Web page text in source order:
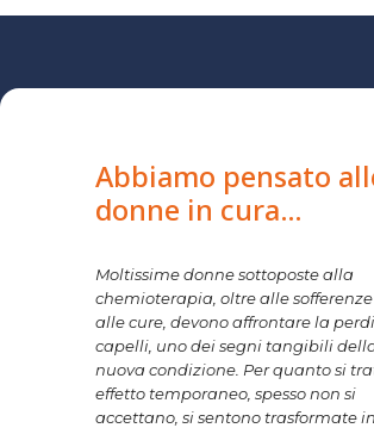
Abbiamo pensato
donne in cura…
Moltissime donne sottoposte alla
chemioterapia, oltre alle
alle cure, devono affrontare la
capelli, uno dei segni tangibili
nuova condizione. Per quanto si
effetto temporaneo, spesso non si
accettano, si sentono trasformate in